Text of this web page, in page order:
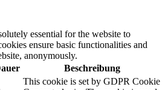
essential for the website to
ensure basic functionalities and
anonymously.
Beschreibung
This cookie is set by GDPR Cookie